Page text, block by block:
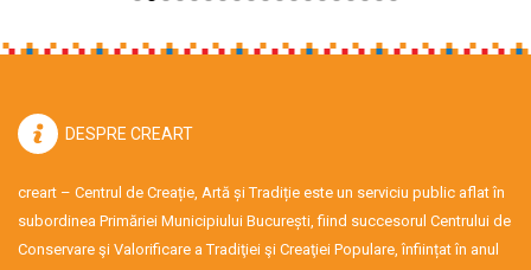
DESPRE CREART
creart – Centrul de Creație, Artă și Tradiție este un serviciu public aflat în
subordinea Primăriei Municipiului București, fiind succesorul Centrului de
Conservare şi Valorificare a Tradiţiei şi Creaţiei Populare, înființat în anul